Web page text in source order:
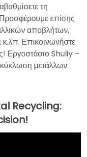
τη
επίσης
αποβλήτων,
, κ.λπ. Επικοινωνήστε
Εργοστάσιο Shuliy –
μετάλλων.